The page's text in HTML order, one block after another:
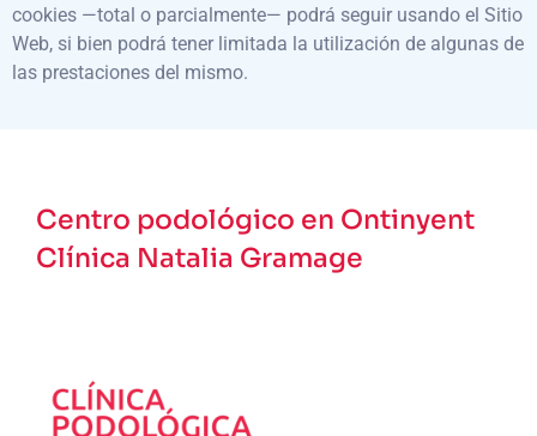
cookies —total o parcialmente— podrá seguir usando el Sitio
Web, si bien podrá tener limitada la utilización de algunas de
las prestaciones del mismo.
Centro podológico en Ontinyent
Clínica Natalia Gramage